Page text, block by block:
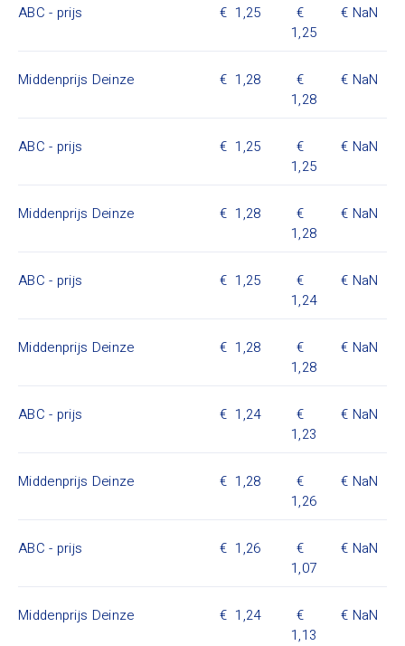
ABC - prijs
1,25
1,25
NaN
Middenprijs Deinze
1,28
1,28
NaN
ABC - prijs
1,25
1,25
NaN
Middenprijs Deinze
1,28
1,28
NaN
ABC - prijs
1,25
1,24
NaN
Middenprijs Deinze
1,28
1,28
NaN
ABC - prijs
1,24
1,23
NaN
Middenprijs Deinze
1,28
1,26
NaN
ABC - prijs
1,26
1,07
NaN
Middenprijs Deinze
1,24
1,13
NaN